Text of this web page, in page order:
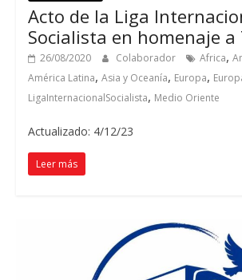
Acto de la Liga
Socialista en homenaje
26/08/2020 Colaborador Africa,
América Latina, Asia y Oceanía, Europa,
LigaInternacionalSocialista, Medio Oriente
Actualizado: 4/12/23
Leer más